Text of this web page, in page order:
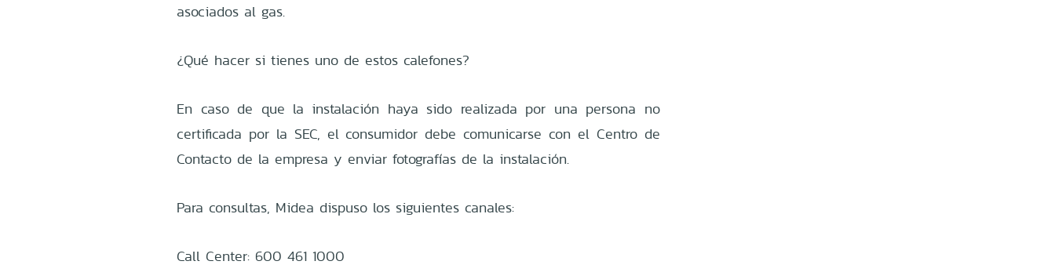
asociados al gas.
¿Qué hacer si tienes uno de estos calefones?
En caso de que la instalación haya sido realizada por una persona no
certificada por la SEC, el consumidor debe comunicarse con el Centro de
Contacto de la empresa y enviar fotografías de la instalación.
Para consultas, Midea dispuso los siguientes canales:
Call Center: 600 461 1000